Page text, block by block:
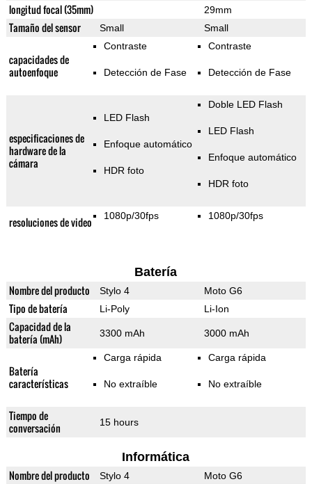
longitud focal (35mm) 29mm
Tamaño del sensor Small Small
capacidades de
autoenfoque
Contraste
Detección de Fase
Contraste
Detección de Fase
especificaciones de
hardware de la
cámara
LED Flash
Enfoque automático
HDR foto
Doble LED Flash
LED Flash
Enfoque automático
HDR foto
resoluciones de video 1080p/30fps 1080p/30fps
Batería
Nombre del producto Stylo 4 Moto G6
Tipo de batería Li-Poly Li-Ion
Capacidad de la
batería (mAh)
3300 mAh 3000 mAh
Batería
características
Carga rápida
No extraíble
Carga rápida
No extraíble
Tiempo de
conversación
15 hours
Informática
Nombre del producto Stylo 4 Moto G6